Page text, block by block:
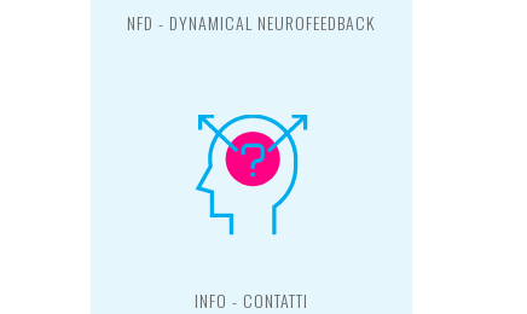
NFD - DYNAMICAL NEUROFEEDBACK
INFO - CONTATTI